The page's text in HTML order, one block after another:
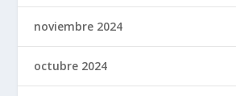
noviembre 2024
octubre 2024